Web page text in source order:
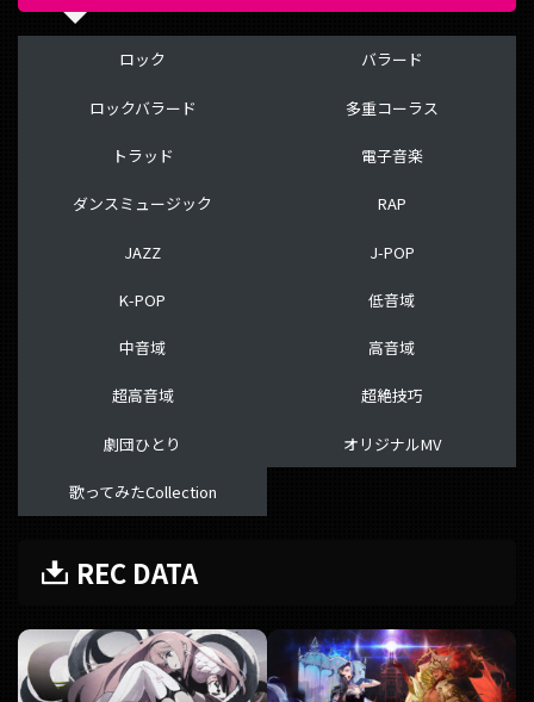
ロック
ロックバラード
トラッド
ダンスミュージック
JAZZ
K-POP
中音域
超高音域
劇団ひとり
歌ってみたCollection
バラード
多重コーラス
電子音楽
RAP
J-POP
低音域
高音域
超絶技巧
オリジナルMV
REC DATA